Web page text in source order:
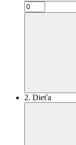
2. Dieťa